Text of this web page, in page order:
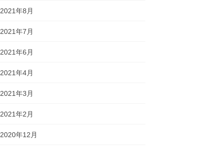
2021年8月
2021年7月
2021年6月
2021年4月
2021年3月
2021年2月
2020年12月